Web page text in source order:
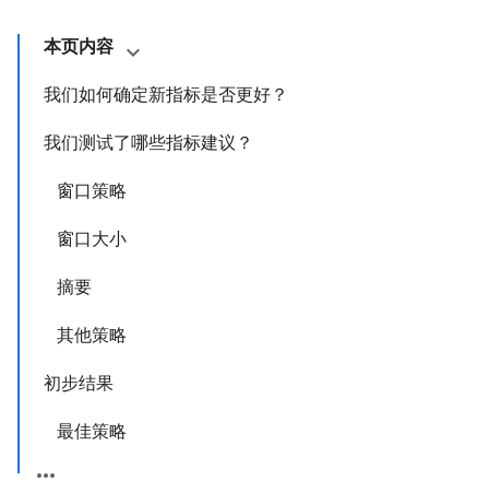
本页内容
我们如何确定新指标是否更好？
我们测试了哪些指标建议？
窗口策略
窗口大小
摘要
其他策略
初步结果
最佳策略